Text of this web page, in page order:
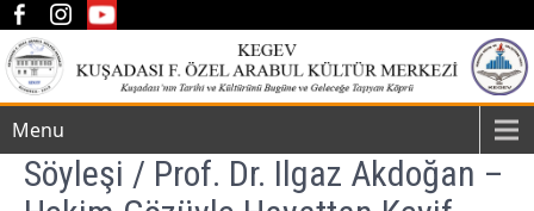
Menu
Söyleşi / Prof. Dr. Ilgaz Akdoğan –